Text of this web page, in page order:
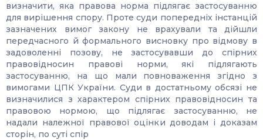
визначити, яка правова норма підлягає застосуванню
для вирішення спору. Проте суди попередніх інстанцій
зазначених вимог закону не врахували та дійшли
передчасного й формального висновку про відмову в
задоволенні позову, не застосувавши до спірних
правовідносин правові норми, які підлягають
застосуванню, на що мали повноваження згідно з
вимогами ЦПК України. Суди в достатньому обсязі не
визначилися з характером спірних правовідносин та
правовою нормою, що підлягає застосуванню, не
надали належної правової оцінки доводам і доказам
сторін, по суті спір